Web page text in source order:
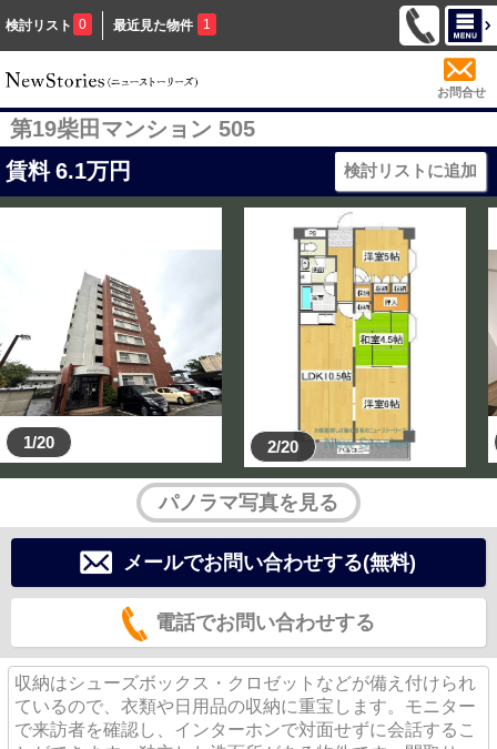
検討リスト 0 最近見た物件 1
お問合せ
第19柴田マンション 505
賃料 6.1万円 検討リストに追加
1/20 2/20
パノラマ写真を見る
メールでお問い合わせする(無料)
電話でお問い合わせする
収納はシューズボックス・クロゼットなどが備え付けられ
ているので、衣類や日用品の収納に重宝します。モニター
で来訪者を確認し、インターホンで対面せずに会話するこ